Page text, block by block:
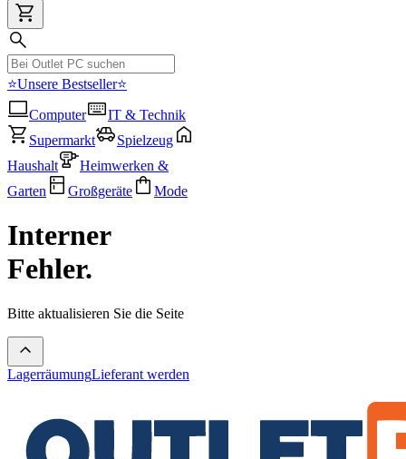
⭐Unsere Bestseller⭐
Computer
IT & Technik
Supermarkt
Spielzeug
Haushalt
Heimwerken &
Garten
Großgeräte Mode
Interner
Fehler.
Bitte aktualisieren Sie die Seite
LagerräumungLieferant werden